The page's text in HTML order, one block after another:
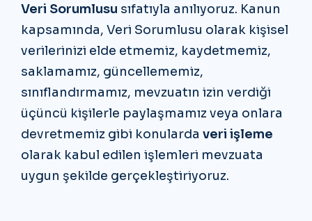
Veri Sorumlusu sıfatıyla anılıyoruz. Kanun
kapsamında, Veri Sorumlusu olarak kişisel
verilerinizi elde etmemiz, kaydetmemiz,
saklamamız, güncellememiz,
sınıflandırmamız, mevzuatın izin verdiği
üçüncü kişilerle paylaşmamız veya onlara
devretmemiz gibi konularda veri işleme
olarak kabul edilen işlemleri mevzuata
uygun şekilde gerçekleştiriyoruz.